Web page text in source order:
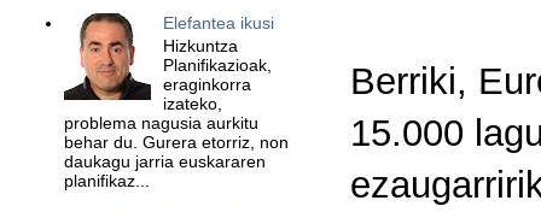
Berriki,
15.000
Elefantea ikusi
Hizkuntza
Planifikazioak,
eraginkorra
izateko,
problema nagusia aurkitu
behar du. Gurera etorriz, non
daukagu jarria euskararen
planifikaz...